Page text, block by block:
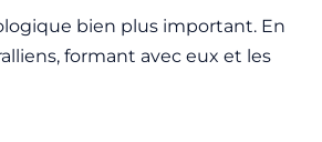
bien plus important. En
formant avec eux et les